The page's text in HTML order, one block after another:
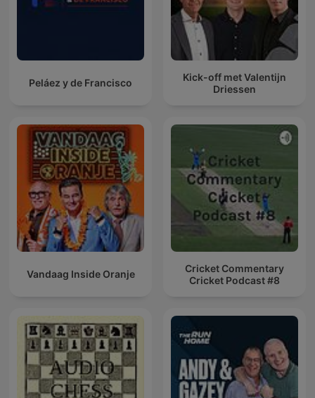
Peláez y de Francisco
Kick-off met Valentijn
Driessen
Vandaag Inside Oranje
Cricket Commentary
Cricket Podcast #8